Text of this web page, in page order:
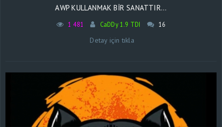
AWP KULLANMAK BIR SANATTIR...
1 481 CaDDy 1.9 TDI 16
Detay için tıkla